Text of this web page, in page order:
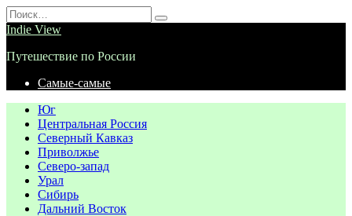
Перейти
к
Search
for:
Indie View
Путешествие по России
Самые-самые
Юг
Центральная Россия
Северный Кавказ
Приволжье
Северо-запад
Урал
Сибирь
Дальний Восток